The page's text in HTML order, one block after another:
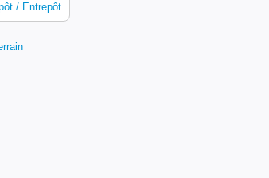
/ Entrepôt